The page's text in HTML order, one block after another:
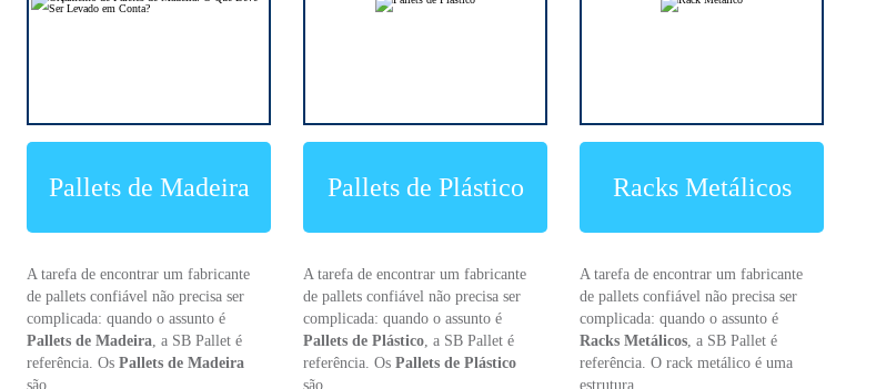
Pallets de Madeira
A tarefa de encontrar um fabricante
de pallets confiável não precisa ser
complicada: quando o assunto é
Pallets de Madeira, a SB Pallet é
referência. Os Pallets de Madeira
são ...
Pallets de Plástico
A tarefa de encontrar um fabricante
de pallets confiável não precisa ser
complicada: quando o assunto é
Pallets de Plástico, a SB Pallet é
referência. Os Pallets de Plástico
são ...
Racks Metálicos
A tarefa de encontrar um fabricante
de pallets confiável não precisa ser
complicada: quando o assunto é
Racks Metálicos, a SB Pallet é
referência. O rack metálico é uma
estrutura ...